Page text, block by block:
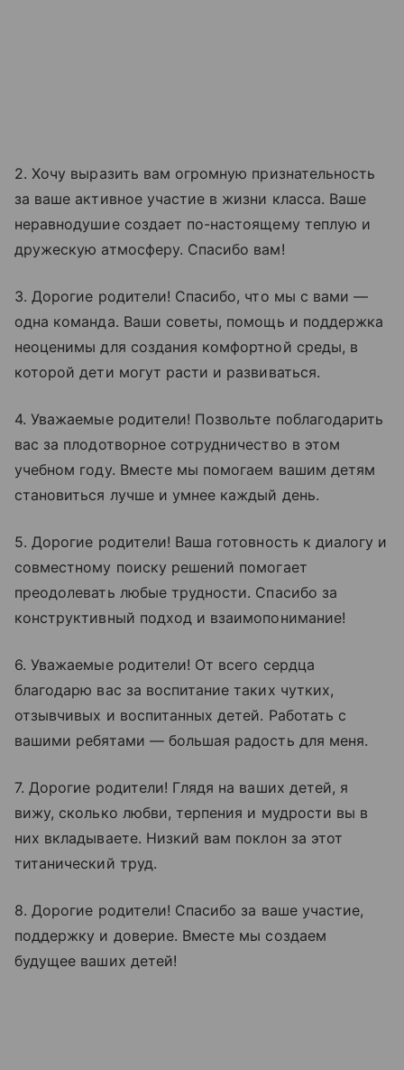
2. Хочу выразить вам огромную признательность
за ваше активное участие в жизни класса. Ваше
неравнодушие создает по-настоящему теплую и
дружескую атмосферу. Спасибо вам!
3. Дорогие родители! Спасибо, что мы с вами —
одна команда. Ваши советы, помощь и поддержка
неоценимы для создания комфортной среды, в
которой дети могут расти и развиваться.
4. Уважаемые родители! Позвольте поблагодарить
вас за плодотворное сотрудничество в этом
учебном году. Вместе мы помогаем вашим детям
становиться лучше и умнее каждый день.
5. Дорогие родители! Ваша готовность к диалогу и
совместному поиску решений помогает
преодолевать любые трудности. Спасибо за
конструктивный подход и взаимопонимание!
6. Уважаемые родители! От всего сердца
благодарю вас за воспитание таких чутких,
отзывчивых и воспитанных детей. Работать с
вашими ребятами — большая радость для меня.
7. Дорогие родители! Глядя на ваших детей, я
вижу, сколько любви, терпения и мудрости вы в
них вкладываете. Низкий вам поклон за этот
титанический труд.
8. Дорогие родители! Спасибо за ваше участие,
поддержку и доверие. Вместе мы создаем
будущее ваших детей!